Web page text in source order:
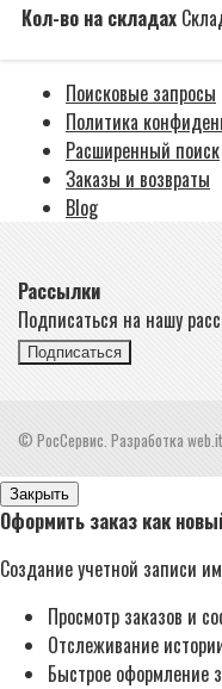
Кол-во на складах
Поисковые запросы
Политика
Расширенный поиск
Заказы и возвраты
Blog
Рассылки
Подписаться на нашу
Подписаться
© РосСервис. Разработка
Закрыть
Оформить заказ как
Создание учетной записи
Просмотр заказов и
Отслеживание
Быстрое оформление